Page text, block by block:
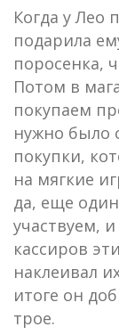
Когда у Лео
подарила
поросенка,
Потом в
покупаем
нужно было
покупки,
на мягкие
да, еще
участвуем,
кассиров
наклеивал
итоге он
трое.